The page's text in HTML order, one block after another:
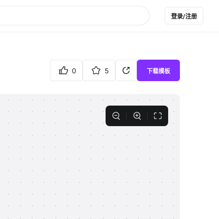
登录/注册
0 5 下载模板